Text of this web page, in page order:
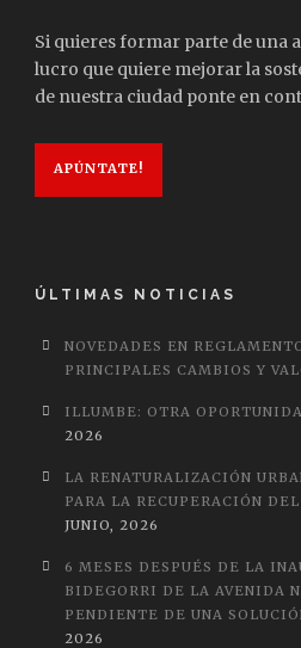
Si quieres formar parte de una
lucro que quiere mejorar la
de nuestra ciudad ponte en
APÚNTATE!
ÚLTIMAS NOTICIAS
NOVEDADES EN
PRINCIPALES CAMBIOS Y
ILLUMBE: OTRA
2026
LA RENATURALIZACIÓN
PARA LA RECUPERACIÓN
JUNIO, 2026
6 MESES DESPUÉS DE LA
BIDEGORRI DE LA AVENIDA
PENDIENTE DE UNA
2026